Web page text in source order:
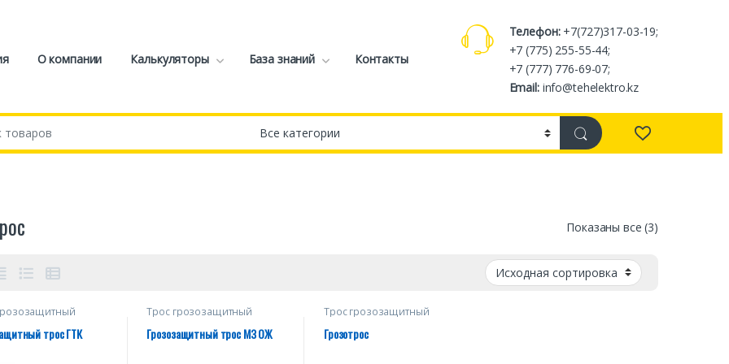
О компании Калькуляторы База знаний Контакты
Телефон:+7(727)317-03-19;
+7 (775) 255-55-44;
+7 (777) 776-69-07;
Email:info@tehelektro.kz
Показаны все (3)
трос ГТК
Трос грозозащитный
(грозотрос)
Грозозащитный трос МЗ ОЖ
Трос грозозащитный
(грозотрос)
Грозотрос